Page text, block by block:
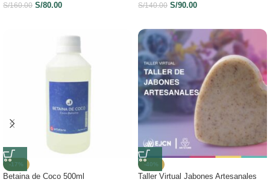
S/160.00 S/80.00 S/140.00 S/90.00
-17%
Betaina de Coco 500ml
-40%
Taller Virtual Jabones Artesanales